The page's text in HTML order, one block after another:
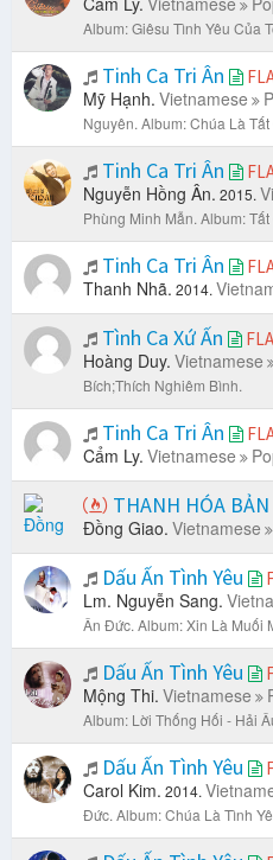
Album: Giêsu Tình Yêu Của
Tinh Ca Tri Ân
Mỹ Hạnh. Vietnamese
Nguyên. Album: Chúa Là
Tinh Ca Tri Ân
Nguyễn Hồng Ân. 2015.
Phùng Minh Mẫn. Album:
Tinh Ca Tri Ân
Thanh Nhã. 2014.
Tình Ca Xứ Ấn
Hoàng Duy. Vietnamese
Bích;Thích Nghiêm Bình.
Tinh Ca Tri Ân
Cẩm Ly. Vietnamese
THANH HÓA
Đồng Giao. Vietnamese
Dấu Ấn Tình Yêu
Lm. Nguyễn Sang.
Ân Đức. Album: Xin Là Muối
Dấu Ấn Tình Yêu
Mộng Thi. Vietnamese
Album: Lời Thống Hối - Hải
Dấu Ấn Tình Yêu
Carol Kim. 2014.
Đức. Album: Chúa Là Tình